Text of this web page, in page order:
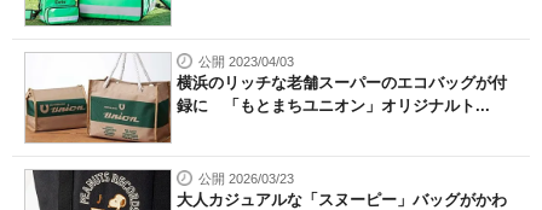
公開 2023/04/03
横浜のリッチな老舗スーパーのエコバッグが付
録に 「もとまちユニオン」オリジナルト...
公開 2026/03/23
大人カジュアルな「スヌーピー」バッグがかわ